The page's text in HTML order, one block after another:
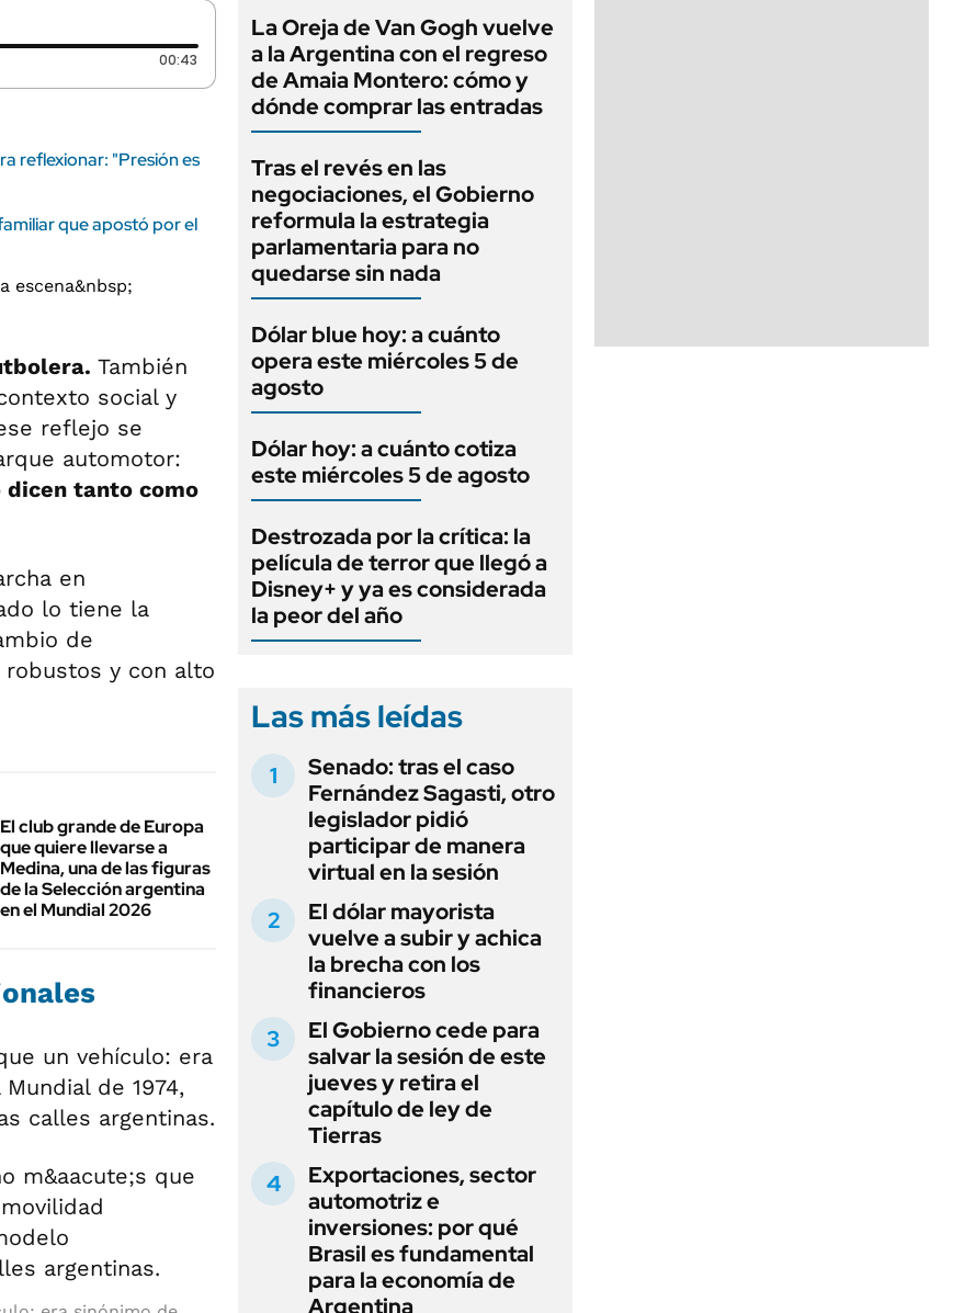
00:43 Duración: 43 segundos
reflexionar: "Presión es
que apostó por el
También
social y
reflejo se
automotor:
dicen tanto como
en
lo tiene la
de
robustos y con alto
El club grande de Europa
que quiere llevarse a
Medina, una de las figuras
de la Selección argentina
en el Mundial 2026
un vehículo: era
de 1974,
calles argentinas.
La Oreja de Van Gogh vuelve
a la Argentina con el regreso
de Amaia Montero: cómo y
dónde comprar las entradas
Tras el revés en las
negociaciones, el Gobierno
reformula la estrategia
parlamentaria para no
quedarse sin nada
Dólar blue hoy: a cuánto
opera este miércoles 5 de
agosto
Dólar hoy: a cuánto cotiza
este miércoles 5 de agosto
Destrozada por la crítica: la
película de terror que llegó a
Disney+ y ya es considerada
la peor del año
Las más leídas
Senado: tras el caso
Fernández Sagasti, otro
legislador pidió
participar de manera
virtual en la sesión
El dólar mayorista
vuelve a subir y achica
la brecha con los
financieros
El Gobierno cede para
salvar la sesión de este
jueves y retira el
capítulo de ley de
Tierras
Exportaciones, sector
automotriz e
inversiones: por qué
Brasil es fundamental
para la economía de
Argentina